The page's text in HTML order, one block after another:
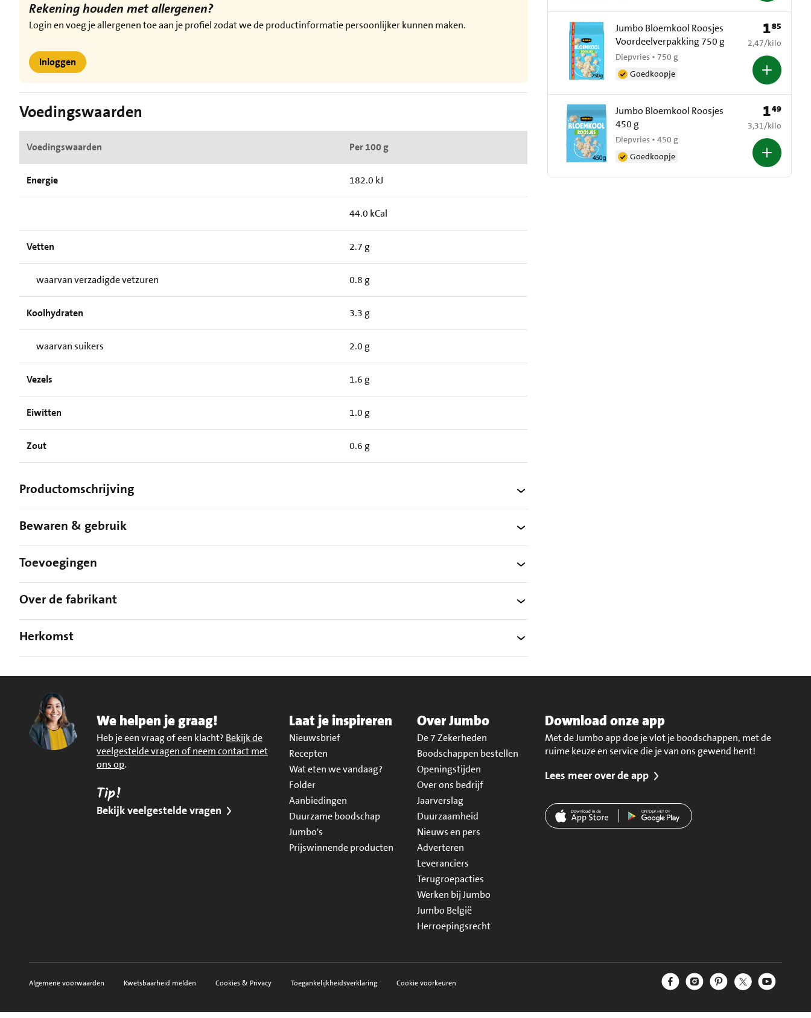
Rekening houden met allergenen?
Login en voeg je allergenen toe aan je profiel zodat we de productinformatie persoonlijker kunnen maken.
Inloggen
Voedingswaarden
Voedingswaarden Per 100 g
Energie 182.0 kJ
44.0 kCal
Vetten 2.7 g
waarvan verzadigde vetzuren 0.8 g
Koolhydraten 3.3 g
waarvan suikers 2.0 g
Vezels 1.6 g
Eiwitten 1.0 g
Zout 0.6 g
Productomschrijving
Bewaren & gebruik
Toevoegingen
Over de fabrikant
Herkomst
Jumbo Bloemkool Roosjes
Voordeelverpakking 750 g
Diepvries • 750 g
Goedkoopje
Prijs: € 1,85
185
€ 2,47 per kilo
2,47/kilo
Jumbo Bloemkool Roosjes
450 g
Diepvries • 450 g
Goedkoopje
Prijs: € 1,49
149
€ 3,31 per kilo
3,31/kilo
We helpen je graag!
Heb je een vraag of een klacht? Bekijk de
veelgestelde vragen of neem contact met
ons op.
Tip!
Bekijk veelgestelde vragen
Laat je inspireren
Nieuwsbrief
Recepten
Wat eten we vandaag?
Folder
Aanbiedingen
Duurzame boodschap
Jumbo's
Prijswinnende producten
Over Jumbo
De 7 Zekerheden
Boodschappen bestellen
Openingstijden
Over ons bedrijf
Jaarverslag
Duurzaamheid
Nieuws en pers
Adverteren
Leveranciers
Terugroepacties
Werken bij Jumbo
Jumbo België
Herroepingsrecht
Download onze app
Met de Jumbo app doe je vlot je boodschappen, met de
ruime keuze en service die je van ons gewend bent!
Lees meer over de app
Voorwaarden, privacy en sitemap
Algemene voorwaarden Kwetsbaarheid melden Cookies & Privacy Toegankelijkheidsverklaring Cookie voorkeuren Volg ons
Jumbo Facebook
Jumbo Instagram
Jumbo Pinterest
Jumbo Twitter
Jumbo